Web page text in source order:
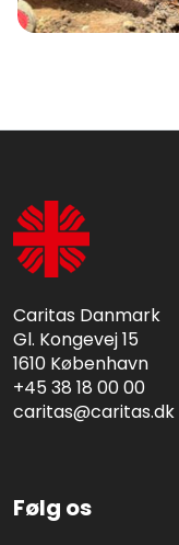
Caritas Danmark
Gl. Kongevej 15
1610 København
+45 38 18 00 00
caritas@caritas.dk
Følg os